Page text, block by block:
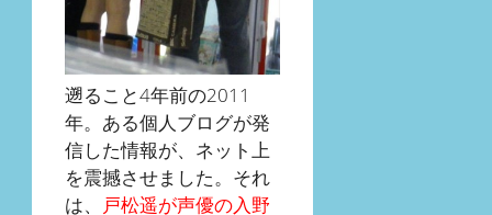
遡ること4年前の2011
年。ある個人ブログが発
信した情報が、ネット上
を震撼させました。それ
は、
戸松遥が声優の入野